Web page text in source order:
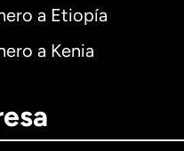
a Etiopía
a Kenia